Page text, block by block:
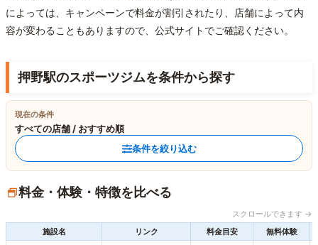
によっては、キャンペーンで料金が割引されたり、店舗によって内
容が変わることもありますので、公式サイトでご確認ください。
押野駅のスポーツジムを条件から探す
現在の条件
すべての店舗 / おすすめ順
条件を絞り込む
料金・体験・特徴を比べる
スクロールできます →
施設名
リンク 料金目安 無料体験